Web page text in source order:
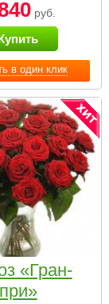
в один клик
руб.
«Гран-
при»